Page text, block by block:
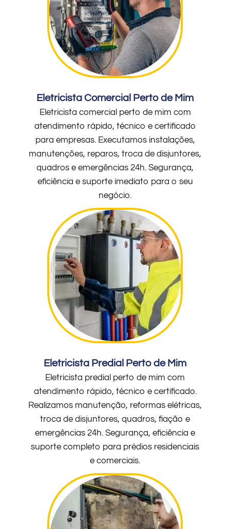
Eletricista Comercial Perto de Mim
Eletricista comercial perto de mim com
atendimento rápido, técnico e certificado
para empresas. Executamos instalações,
manutenções, reparos, troca de disjuntores,
quadros e emergências 24h. Segurança,
eficiência e suporte imediato para o seu
negócio.
Eletricista Predial Perto de Mim
Eletricista predial perto de mim com
atendimento rápido, técnico e certificado.
Realizamos manutenção, reformas elétricas,
troca de disjuntores, quadros, fiação e
emergências 24h. Segurança, eficiência e
suporte completo para prédios residenciais
e comerciais.